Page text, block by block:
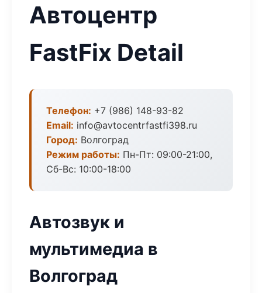
Автоцентр
FastFix Detail
Телефон: +7 (986) 148-93-82
Email: info@avtocentrfastfi398.ru
Город: Волгоград
Режим работы: Пн-Пт: 09:00-21:00,
Сб-Вс: 10:00-18:00
Автозвук и
мультимедиа в
Волгоград